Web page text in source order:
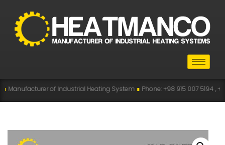
of Industrial Heating System∎Phone: +98 915 007 5194 , +98 915 112